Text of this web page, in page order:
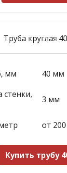
Труба круглая
мм
40 мм
3 мм
от 200
Купить трубу